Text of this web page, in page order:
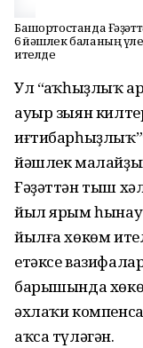
Башҡортостанда
6 йәшлек баланың
ителде
Ул “Һаҡһыҙлыҡ
ауыр зыян
йәшлек
Ғәҙәттән тыш
йыл ярым һынау
йылға хөкөм
етәксе
барышында
әхлаҡи
аҡса түләгән.